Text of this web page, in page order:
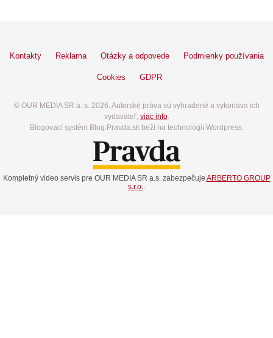
Kontakty Reklama Otázky a odpovede Podmienky používania
Cookies GDPR
© OUR MEDIA SR a. s. 2026. Autorské práva sú vyhradené a vykonáva ich
vydavateľ, viac info.
Blogovací systém Blog.Pravda.sk beží na technológií Wordpress.
Kompletný video servis pre OUR MEDIA SR a.s. zabezpečuje ARBERTO GROUP
s.r.o..